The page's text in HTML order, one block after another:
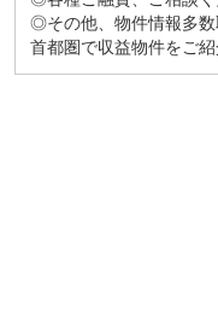
◎その他、物件情報多数
首都圏で収益物件をご紹